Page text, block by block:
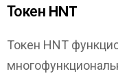
Токен HNT
Токен HNT